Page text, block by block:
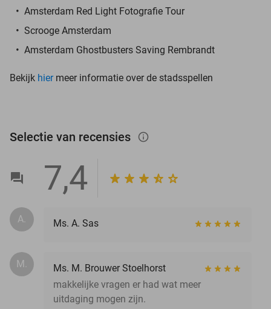
Amsterdam Red Light Fotografie Tour
Scrooge Amsterdam
Amsterdam Ghostbusters Saving Rembrandt
Bekijk hiermeer informatie over de stadsspellen
Selectie van recensies info_outlined
7,4
A. Ms. A. Sas
M.
Ms. M. Brouwer Stoelhorst
makkelijke vragen er had wat meer
uitdaging mogen zijn.